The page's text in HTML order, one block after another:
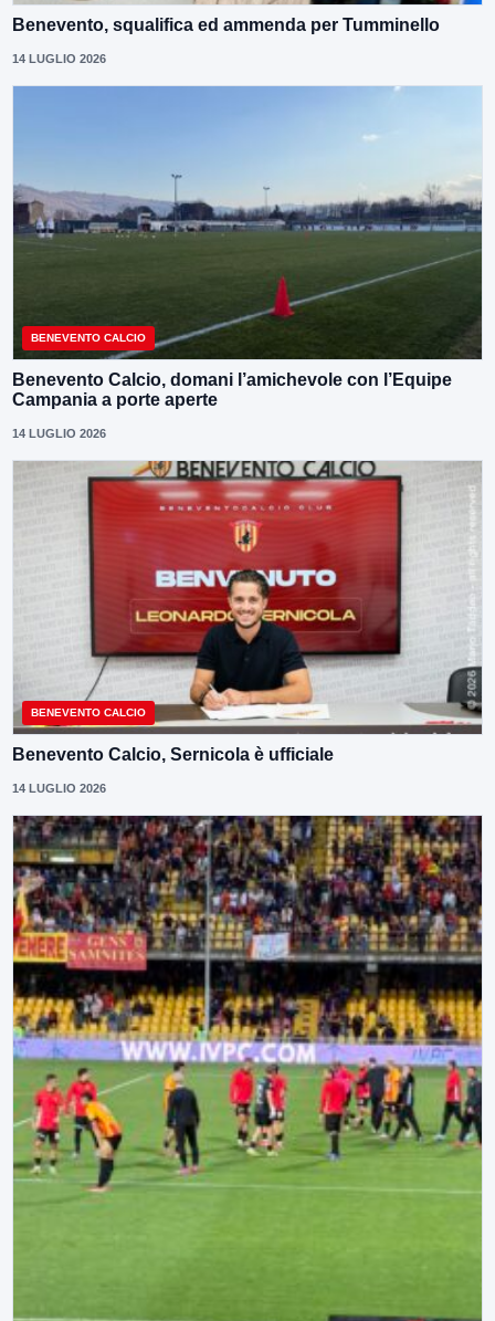
Benevento, squalifica ed ammenda per Tumminello
14 LUGLIO 2026
BENEVENTO CALCIO
Benevento Calcio, domani l’amichevole con l’Equipe
Campania a porte aperte
14 LUGLIO 2026
BENEVENTO CALCIO
Benevento Calcio, Sernicola è ufficiale
14 LUGLIO 2026